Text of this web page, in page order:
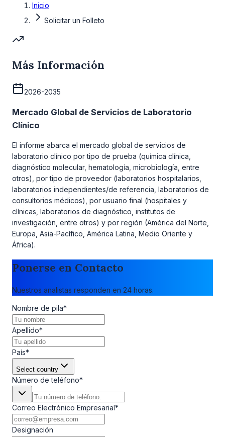
Inicio
Solicitar un Folleto
Más Información
2026-2035
Mercado Global de Servicios de Laboratorio
Clínico
El informe abarca el mercado global de servicios de
laboratorio clínico por tipo de prueba (química clínica,
diagnóstico molecular, hematología, microbiología, entre
otros), por tipo de proveedor (laboratorios hospitalarios,
laboratorios independientes/de referencia, laboratorios de
consultorios médicos), por usuario final (hospitales y
clínicas, laboratorios de diagnóstico, institutos de
investigación, entre otros) y por región (América del Norte,
Europa, Asia-Pacífico, América Latina, Medio Oriente y
África).
Ponerse en Contacto
Nuestros analistas responden en 24 horas.
Nombre de pila*
Apellido*
País*
Select country
Número de teléfono*
Correo Electrónico Empresarial*
Designación